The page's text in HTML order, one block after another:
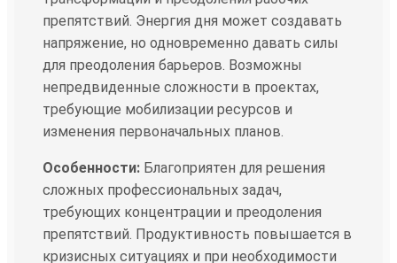
препятствий. Энергия дня может создавать
напряжение, но одновременно давать силы
для преодоления барьеров. Возможны
непредвиденные сложности в проектах,
требующие мобилизации ресурсов и
изменения первоначальных планов.
Особенности: Благоприятен для решения
сложных профессиональных задач,
требующих концентрации и преодоления
препятствий. Продуктивность повышается в
кризисных ситуациях и при необходимости